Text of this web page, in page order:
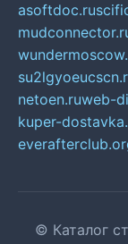
asoftdoc.ru
netoen.ruweb-
kuper-
© Каталог